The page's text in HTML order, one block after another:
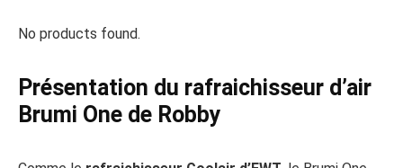
No products found.
Présentation du rafraichisseur d’air
Brumi One de Robby